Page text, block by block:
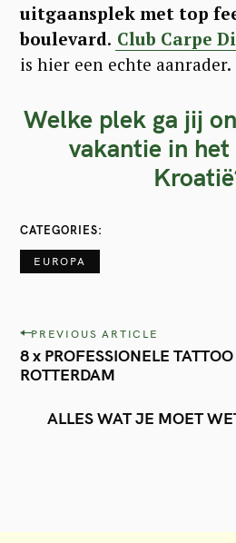
uitgaansplek met top
boulevard. Club Carpe
is hier een echte aanrader.
Welke plek ga jij
vakantie in
CATEGORIES
EUROPA
P
o
PREVIOUS ARTICLE
8 x PROFESSIONELE
ROTTERDAM
ALLES WAT JE MOET